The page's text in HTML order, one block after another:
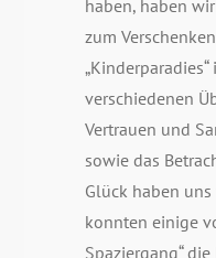
haben, haben
zum
verschiedenen
Vertrauen und
sowie das
Glück haben
konnten einige
Spaziergang“